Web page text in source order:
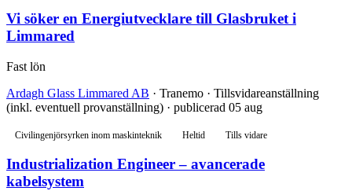
Vi söker en Energiutvecklare till Glasbruket i
Limmared
Fast lön
Ardagh Glass Limmared AB · Tranemo · Tillsvidareanställning
(inkl. eventuell provanställning) · publicerad 05 aug
Civilingenjörsyrken inom maskinteknik Heltid Tills vidare
Industrialization Engineer – avancerade
kabelsystem